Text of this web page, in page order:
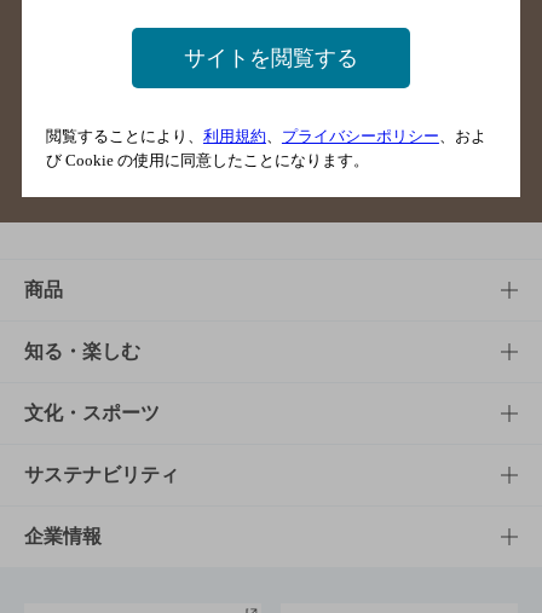
店舗登録方法のご案内
店舗情報更新方法のご案内
掲載店舗様ログイン
ご意見・ご感想
商品
商品TOP
商品一覧
商品発売情報
栄養成分一覧
知る・楽しむ
知る・楽しむTOP
キャンペーン
工場見学
文化・スポーツ
文化・スポーツTOP
サントリーホール
サステナビリティ
サステナビリティTOP
企業情報
サイトを閲覧する
閲覧することにより、 利用規約 プライバシーポリシー 、およ
び Cookie の使用に同意したことになります。